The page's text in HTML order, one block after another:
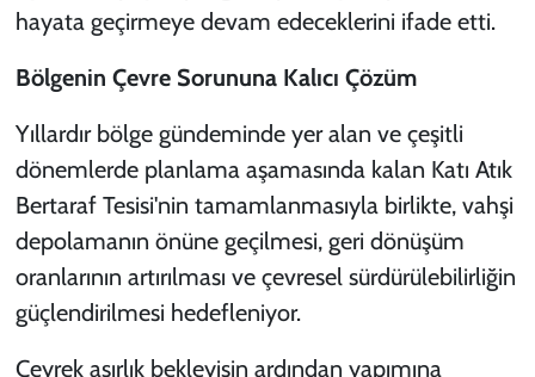
hayata geçirmeye devam edeceklerini ifade etti.
Bölgenin Çevre Sorununa Kalıcı Çözüm
Yıllardır bölge gündeminde yer alan ve çeşitli
dönemlerde planlama aşamasında kalan Katı Atık
Bertaraf Tesisi'nin tamamlanmasıyla birlikte, vahşi
depolamanın önüne geçilmesi, geri dönüşüm
oranlarının artırılması ve çevresel sürdürülebilirliğin
güçlendirilmesi hedefleniyor.
Çeyrek asırlık bekleyişin ardından yapımına